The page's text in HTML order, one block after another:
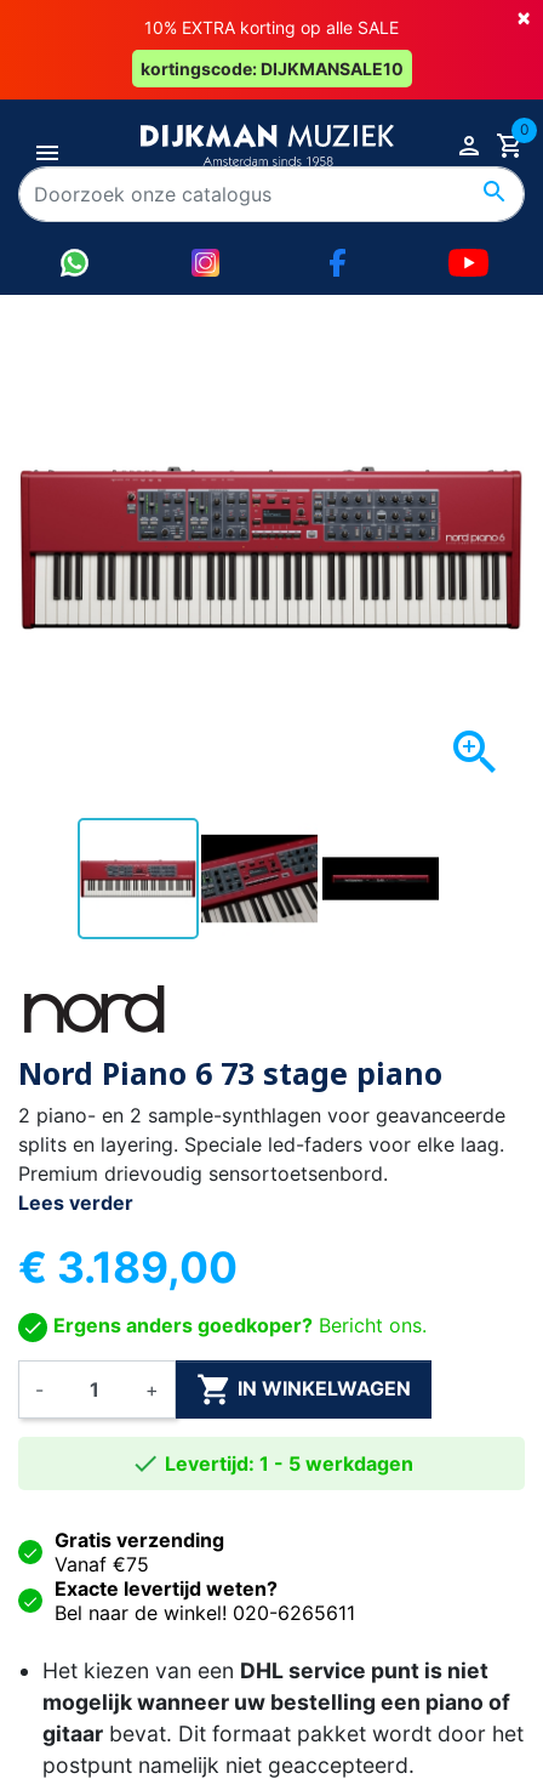
×
10% EXTRA korting op alle SALE
kortingscode: DIJKMANSALE10
0

Nord Piano 6 73 stage piano
2 piano- en 2 sample-synthlagen voor geavanceerde
splits en layering. Speciale led-faders voor elke laag.
Premium drievoudig sensortoetsenbord.
Lees verder
€ 3.189,00
Ergens anders goedkoper? Bericht ons.
- +  IN WINKELWAGEN
 Levertijd: 1 - 5 werkdagen
Gratis verzending
Vanaf €75
Exacte levertijd weten?
Bel naar de winkel! 020-6265611
Het kiezen van een DHL service punt is niet
mogelijk wanneer uw bestelling een piano of
gitaar bevat. Dit formaat pakket wordt door het
postpunt namelijk niet geaccepteerd.